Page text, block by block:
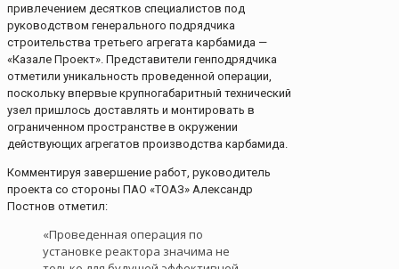
привлечением десятков специалистов под
руководством генерального подрядчика
строительства третьего агрегата карбамида —
«Казале Проект». Представители генподрядчика
отметили уникальность проведенной операции,
поскольку впервые крупногабаритный технический
узел пришлось доставлять и монтировать в
ограниченном пространстве в окружении
действующих агрегатов производства карбамида.
Комментируя завершение работ, руководитель
проекта со стороны ПАО «ТОАЗ» Александр
Постнов отметил:
«Проведенная операция по
установке реактора значима не